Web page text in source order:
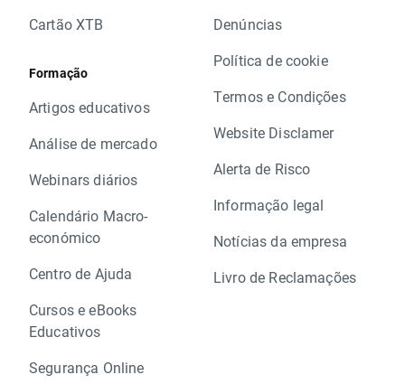
Cartão XTB
Formação
Artigos educativos
Análise de mercado
Webinars diários
Calendário Macro-
económico
Centro de Ajuda
Cursos e eBooks
Educativos
Segurança Online
Denúncias
Política de cookie
Termos e Condições
Website Disclamer
Alerta de Risco
Informação legal
Notícias da empresa
Livro de Reclamações